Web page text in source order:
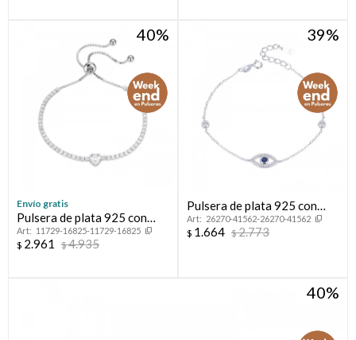
40
Envío gratis
Pulsera de plata 925 con
circonias.
11729-16825-11729-16825
$ 2.961 $4.935
39
Pulsera de plata 925 con
circonias, OJO TURCO.
26270-41562-26270-41562
$ 1.664 $2.773
40